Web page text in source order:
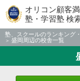
オリコン顧客
塾・学習塾 検
塾、スクールのランキング
盛岡周辺の校舎一覧